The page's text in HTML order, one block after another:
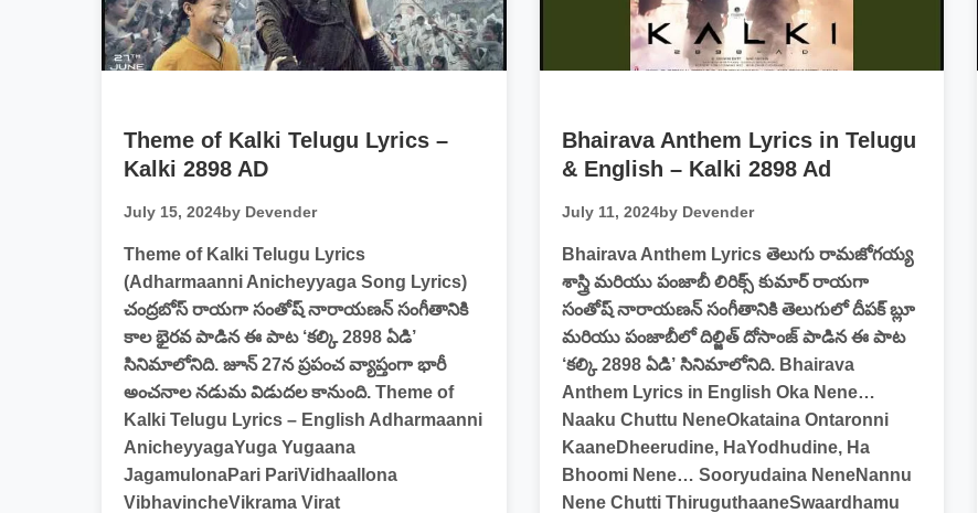
Theme of Kalki Telugu Lyrics –
Kalki 2898 AD
July 15, 2024by Devender
Theme of Kalki Telugu Lyrics
(Adharmaanni Anicheyyaga Song Lyrics)
చంద్రబోస్ రాయగా సంతోష్ నారాయణన్ సంగీతానికి
కాల భైరవ పాడిన ఈ పాట ‘కల్కి 2898 ఏడి’
సినిమాలోనిది. జూన్ 27న ప్రపంచ వ్యాప్తంగా భారీ
అంచనాల నడుమ విడుదల కానుంది. Theme of
Kalki Telugu Lyrics – English Adharmaanni
AnicheyyagaYuga Yugaana
JagamulonaPari PariVidhaallona
VibhavincheVikrama Virat
Bhairava Anthem Lyrics in Telugu
& English – Kalki 2898 Ad
July 11, 2024by Devender
Bhairava Anthem Lyrics తెలుగు రామజోగయ్య
శాస్త్రి మరియు పంజాబీ లిరిక్స్ కుమార్ రాయగా
సంతోష్ నారాయణన్ సంగీతానికి తెలుగులో దీపక్ బ్లూ
మరియు పంజాబీలో దిల్జిత్ దోసాంజ్ పాడిన ఈ పాట
‘కల్కి 2898 ఏడి’ సినిమాలోనిది. Bhairava
Anthem Lyrics in English Oka Nene…
Naaku Chuttu NeneOkataina Ontaronni
KaaneDheerudine, HaYodhudine, Ha
Bhoomi Nene… Sooryudaina NeneNannu
Nene Chutti ThiruguthaaneSwaardhamu